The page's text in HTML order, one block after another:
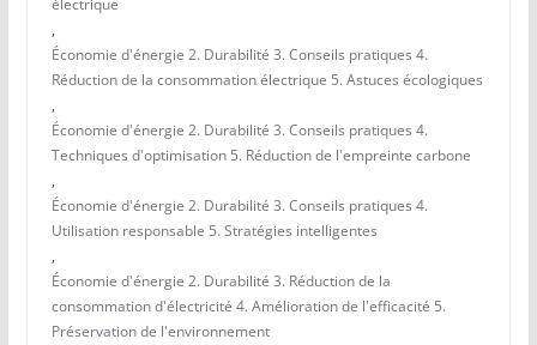
électrique
,
Économie d'énergie 2. Durabilité 3. Conseils pratiques 4.
Réduction de la consommation électrique 5. Astuces écologiques
,
Économie d'énergie 2. Durabilité 3. Conseils pratiques 4.
Techniques d'optimisation 5. Réduction de l'empreinte carbone
,
Économie d'énergie 2. Durabilité 3. Conseils pratiques 4.
Utilisation responsable 5. Stratégies intelligentes
,
Économie d'énergie 2. Durabilité 3. Réduction de la
consommation d'électricité 4. Amélioration de l'efficacité 5.
Préservation de l'environnement